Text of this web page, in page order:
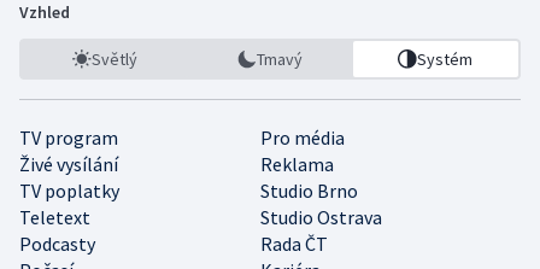
Vzhled
Světlý Tmavý Systém
TV program
Pro média
Živé vysílání
Reklama
TV poplatky
Studio Brno
Teletext
Studio Ostrava
Podcasty
Rada ČT